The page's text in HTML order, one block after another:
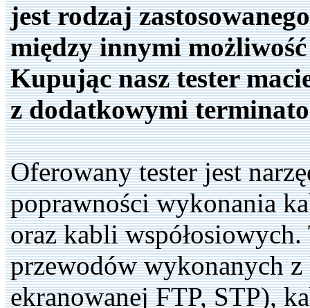
jest rodzaj
między innymi
Kupując nasz tester
z dodatkowymi
Oferowany tester jest
poprawności wykonania
oraz kabli
przewodów wykonanych
ekranowanej FTP, STP),